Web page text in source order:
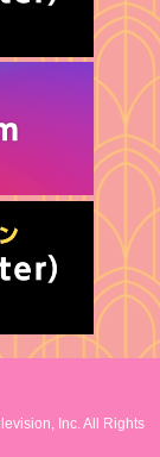
Inc. All Rights